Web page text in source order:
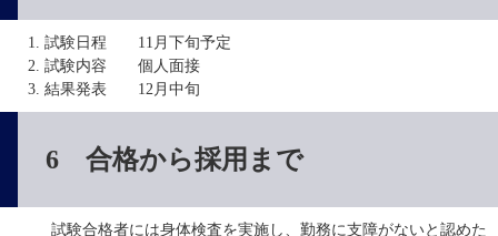
試験日程 11月下旬予定
試験内容 個人面接
結果発表 12月中旬
6 合格から採用まで
試験合格者には身体検査を実施し、勤務に支障がないと認めた